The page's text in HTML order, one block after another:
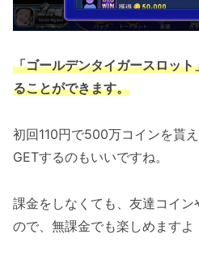
「ゴールデンタイガースロッ
ることができます。
初回110円で500万コインを貰
GETするのもいいですね。
課金をしなくても、友達コイ
ので、無課金でも楽しめますよ